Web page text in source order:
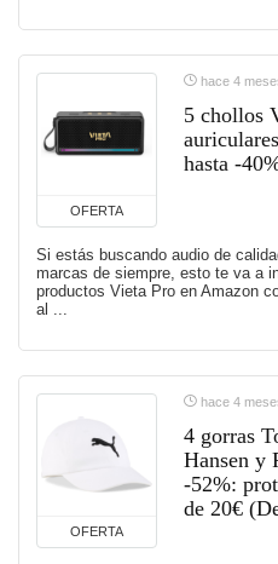
OFERTA
hace 4
5 chollos
hasta -
Si estás buscando audio de
marcas de siempre, esto te va a
productos Vieta Pro en Amazon
al ...
OFERTA
hace 4
4 gorras
Hansen y
-52%:
de 20€